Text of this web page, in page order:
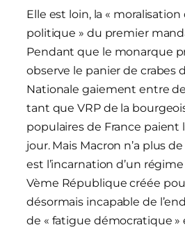
Elle est loin, la « moralisation
politique » du premier
Pendant que le monarque
observe le panier de crabes
Nationale gaiement entre
tant que VRP de la
populaires de France paient
jour. Mais Macron n’a plus
est l’incarnation d’un régime
Vème République créée
désormais incapable de
de « fatigue démocratique »